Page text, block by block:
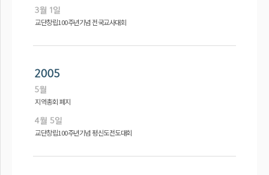
교단창립100주년기념 전국교사대회
지역총회 폐지
교단창립100주년기념 평신도전도대회